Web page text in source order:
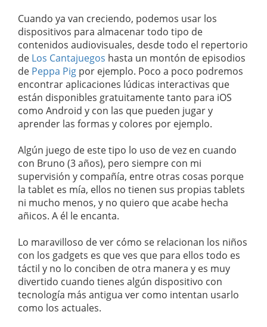
Cuando ya van creciendo, podemos usar los
dispositivos para almacenar todo tipo de
contenidos audiovisuales, desde todo el repertorio
de Los Cantajuegos hasta un montón de episodios
de Peppa Pig por ejemplo. Poco a poco podremos
encontrar aplicaciones lúdicas interactivas que
están disponibles gratuitamente tanto para iOS
como Android y con las que pueden jugar y
aprender las formas y colores por ejemplo.
Algún juego de este tipo lo uso de vez en cuando
con Bruno (3 años), pero siempre con mi
supervisión y compañía, entre otras cosas porque
la tablet es mía, ellos no tienen sus propias tablets
ni mucho menos, y no quiero que acabe hecha
añicos. A él le encanta.
Lo maravilloso de ver cómo se relacionan los niños
con los gadgets es que ves que para ellos todo es
táctil y no lo conciben de otra manera y es muy
divertido cuando tienes algún dispositivo con
tecnología más antigua ver como intentan usarlo
como los actuales.